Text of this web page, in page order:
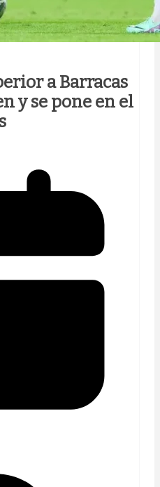
a Barracas
y se pone en el